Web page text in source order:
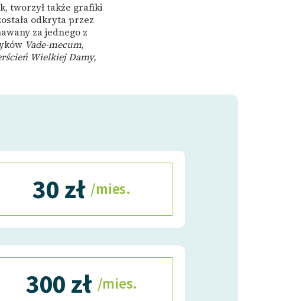
tworzył także grafiki
odkryta przez
za jednego z
Vade-mecum,
Wielkiej Damy,
30 zł /mies.
300 zł /mies.